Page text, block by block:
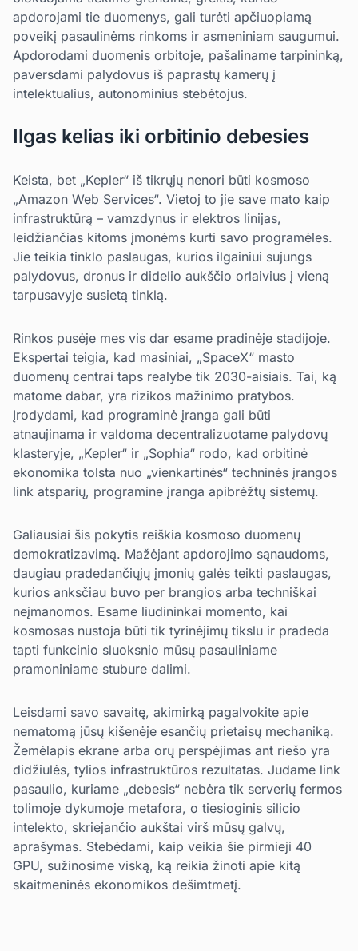
apdorojami tie duomenys, gali turėti apčiuopiamą
poveikį pasaulinėms rinkoms ir asmeniniam saugumui.
Apdorodami duomenis orbitoje, pašaliname tarpininką,
paversdami palydovus iš paprastų kamerų į
intelektualius, autonominius stebėtojus.
Ilgas kelias iki orbitinio debesies
Keista, bet „Kepler“ iš tikrųjų nenori būti kosmoso
„Amazon Web Services“. Vietoj to jie save mato kaip
infrastruktūrą – vamzdynus ir elektros linijas,
leidžiančias kitoms įmonėms kurti savo programėles.
Jie teikia tinklo paslaugas, kurios ilgainiui sujungs
palydovus, dronus ir didelio aukščio orlaivius į vieną
tarpusavyje susietą tinklą.
Rinkos pusėje mes vis dar esame pradinėje stadijoje.
Ekspertai teigia, kad masiniai, „SpaceX“ masto
duomenų centrai taps realybe tik 2030-aisiais. Tai, ką
matome dabar, yra rizikos mažinimo pratybos.
Įrodydami, kad programinė įranga gali būti
atnaujinama ir valdoma decentralizuotame palydovų
klasteryje, „Kepler“ ir „Sophia“ rodo, kad orbitinė
ekonomika tolsta nuo „vienkartinės“ techninės įrangos
link atsparių, programine įranga apibrėžtų sistemų.
Galiausiai šis pokytis reiškia kosmoso duomenų
demokratizavimą. Mažėjant apdorojimo sąnaudoms,
daugiau pradedančiųjų įmonių galės teikti paslaugas,
kurios anksčiau buvo per brangios arba techniškai
neįmanomos. Esame liudininkai momento, kai
kosmosas nustoja būti tik tyrinėjimų tikslu ir pradeda
tapti funkcinio sluoksnio mūsų pasauliniame
pramoniniame stubure dalimi.
Leisdami savo savaitę, akimirką pagalvokite apie
nematomą jūsų kišenėje esančių prietaisų mechaniką.
Žemėlapis ekrane arba orų perspėjimas ant riešo yra
didžiulės, tylios infrastruktūros rezultatas. Judame link
pasaulio, kuriame „debesis“ nebėra tik serverių fermos
tolimoje dykumoje metafora, o tiesioginis silicio
intelekto, skriejančio aukštai virš mūsų galvų,
aprašymas. Stebėdami, kaip veikia šie pirmieji 40
GPU, sužinosime viską, ką reikia žinoti apie kitą
skaitmeninės ekonomikos dešimtmetį.